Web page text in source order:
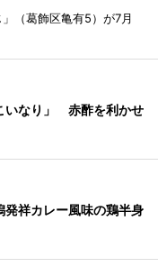
（葛飾区亀有5）が7月
いなり」 赤酢を利かせ
祥カレー風味の鶏半身